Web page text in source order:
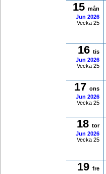
15 mån
Jun 2026
Vecka 25
16 tis
Jun 2026
Vecka 25
17 ons
Jun 2026
Vecka 25
18 tor
Jun 2026
Vecka 25
19 fre